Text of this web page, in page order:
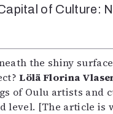
of Culture:
the shiny
Lölä Florina
of Oulu artists and
level. [The article is